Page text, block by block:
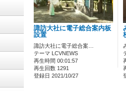
諏訪大社に電子総合案内板
設置
諏訪大社に電子総合案…
テーマ LCVNEWS
再生時間 00:01:57
再生回数 1291
登録日 2021/10/27